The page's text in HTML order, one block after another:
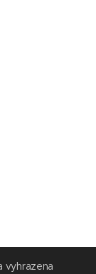
vyhrazena